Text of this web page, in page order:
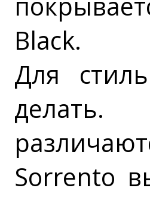
Black.
Для
Sorrento